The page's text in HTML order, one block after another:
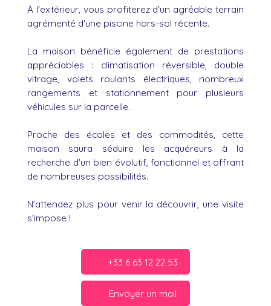
À l'extérieur, vous profiterez d'un agréable terrain
agrémenté d'une piscine hors-sol récente.
La maison bénéficie également de prestations
appréciables : climatisation réversible, double
vitrage, volets roulants électriques, nombreux
rangements et stationnement pour plusieurs
véhicules sur la parcelle.
Proche des écoles et des commodités, cette
maison saura séduire les acquéreurs à la
recherche d'un bien évolutif, fonctionnel et offrant
de nombreuses possibilités.
N’attendez plus pour venir la découvrir, une visite
s’impose !
+33 6 63 12 22 53
Envoyer un mail